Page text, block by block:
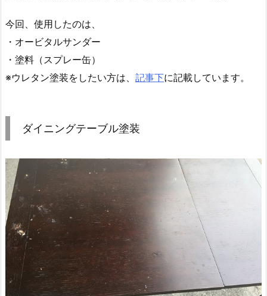
今回、使用したのは、
・ オービタルサンダー
・ 塗料（スプレー缶）
※ウレタン塗装をしたい方は、 記事下に記載しています。
ダイニングテーブル塗装